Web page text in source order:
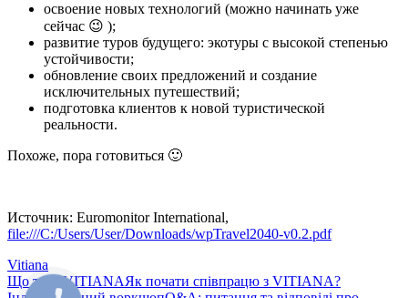
освоение новых технологий (можно начинать уже
сейчас 😉 );
развитие туров будущего: экотуры с высокой степенью
устойчивости;
обновление своих предложений и создание
исключительных путешествий;
подготовка клиентов к новой туристической
реальности.
Похоже, пора готовиться 🙂
Источник: Euromonitor International,
file:///C:/Users/User/Downloads/wpTravel2040-v0.2.pdf
Vitiana
Що таке VITIANAЯк почати співпрацю з VITIANA?